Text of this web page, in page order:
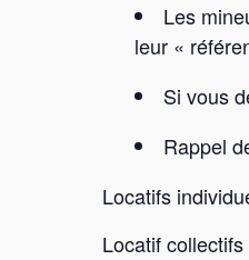
Les
leur «
Si vous
Rappel
Locatifs
Locatif collectifs